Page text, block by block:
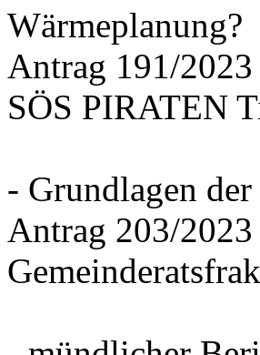
Wärmeplanung?
Antrag 191/
SÖS PIRATEN
- Grundlagen
Antrag 203/